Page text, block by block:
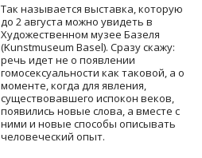
Так называется выставка, которую
до 2 августа можно увидеть в
Художественном музее Базеля
(Kunstmuseum Basel). Сразу скажу:
речь идет не о появлении
гомосексуальности как таковой, а о
моменте, когда для явления,
существовавшего испокон веков,
появились новые слова, а вместе с
ними и новые способы описывать
человеческий опыт.